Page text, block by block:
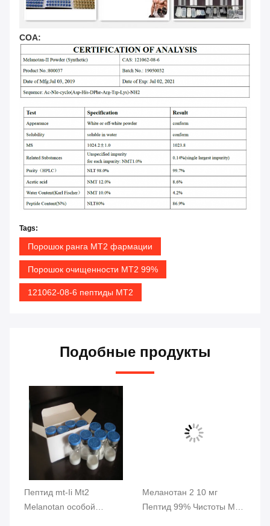
СОА:
Tags:
Порошок ранга MT2 фармации
Порошок очищенности MT2 99%
121062-08-6 пептиды MT2
Подобные продукты
Пептид mt-Ii Mt2
Melanotan особой
Меланотан 2 10 мг
Пептид 99% Чистоты MT-